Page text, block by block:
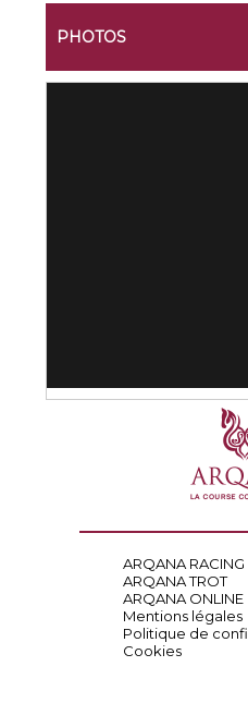
PHOTOS
ARQANA RACING
ARQANA TROT
ARQANA ONLINE
Mentions légales
Politique de
Cookies